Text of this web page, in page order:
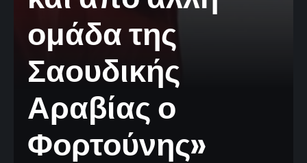
ομάδα της
Σαουδικής
Αραβίας ο
Φορτούνης»